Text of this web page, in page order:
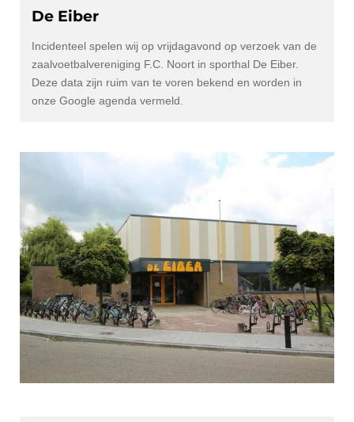
De Eiber
Incidenteel spelen wij op vrijdagavond op verzoek van de
zaalvoetbalvereniging F.C. Noort in sporthal De Eiber.
Deze data zijn ruim van te voren bekend en worden in
onze Google agenda vermeld.